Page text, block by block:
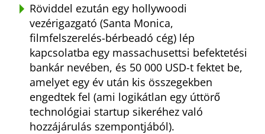
Röviddel ezután egy hollywoodi
vezérigazgató (Santa Monica,
filmfelszerelés-bérbeadó cég) lép
kapcsolatba egy massachusettsi befektetési
bankár nevében, és 50 000 USD-t fektet be,
amelyet egy év után kis összegekben
engedtek fel (ami logikátlan egy úttörő
technológiai startup sikeréhez való
hozzájárulás szempontjából).